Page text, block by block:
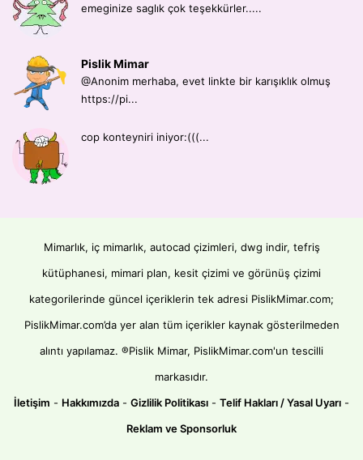
emeginize saglık çok teşekkürler.....
Pislik Mimar
@Anonim merhaba, evet linkte bir karışıklık olmuş
https://pi...
cop konteyniri iniyor:(((...
Mimarlık, iç mimarlık, autocad çizimleri, dwg indir, tefriş
kütüphanesi, mimari plan, kesit çizimi ve görünüş çizimi
kategorilerinde güncel içeriklerin tek adresi PislikMimar.com;
PislikMimar.com’da yer alan tüm içerikler kaynak gösterilmeden
alıntı yapılamaz. ®Pislik Mimar, PislikMimar.com'un tescilli
markasıdır.
İletişim - Hakkımızda - Gizlilik Politikası - Telif Hakları / Yasal Uyarı -
Reklam ve Sponsorluk